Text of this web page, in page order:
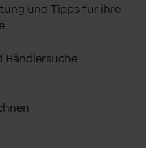
und Tipps für ihre
Händlersuche